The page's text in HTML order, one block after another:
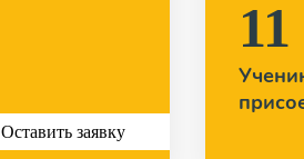
Оставить заявку